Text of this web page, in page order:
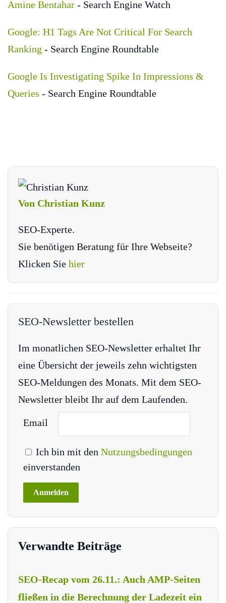
Amine Bentahar - Search Engine Watch
Google: H1 Tags Are Not Critical For Search
Ranking - Search Engine Roundtable
Google Is Investigating Spike In Impressions &
Queries - Search Engine Roundtable
Von Christian Kunz
SEO-Experte.
Sie benötigen Beratung für Ihre Webseite?
Klicken Sie hier
SEO-Newsletter bestellen
Im monatlichen SEO-Newsletter erhaltet Ihr
eine Übersicht der jeweils zehn wichtigsten
SEO-Meldungen des Monats. Mit dem SEO-
Newsletter bleibt Ihr auf dem Laufenden.
Email
Ich bin mit den Nutzungsbedingungen
einverstanden
Verwandte Beiträge
SEO-Recap vom 26.11.: Auch AMP-Seiten
fließen in die Berechnung der Ladezeit ein